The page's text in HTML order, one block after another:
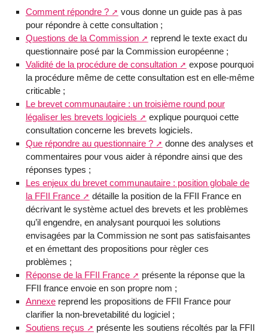
Comment répondre ?
vous donne un guide pas à pas
pour répondre à cette consultation ;
Questions de la Commission
reprend le texte exact du
questionnaire posé par la Commission européenne ;
Validité de la procédure de consultation
expose pourquoi
la procédure même de cette consultation est en elle-même
criticable ;
Le brevet communautaire : un troisième round pour
légaliser les brevets logiciels
explique pourquoi cette
consultation concerne les brevets logiciels.
Que répondre au questionnaire ?
donne des analyses et
commentaires pour vous aider à répondre ainsi que des
réponses types ;
Les enjeux du brevet communautaire : position globale de
la FFII France
détaille la position de la FFII France en
décrivant le système actuel des brevets et les problèmes
qu’il engendre, en analysant pourquoi les solutions
envisagées par la Commission ne sont pas satisfaisantes
et en émettant des propositions pour règler ces
problèmes ;
Réponse de la FFII France
présente la réponse que la
FFII france envoie en son propre nom ;
Annexereprend les propositions de FFII France pour
clarifier la non-brevetabilité du logiciel ;
Soutiens reçus
présente les soutiens récoltés par la FFII